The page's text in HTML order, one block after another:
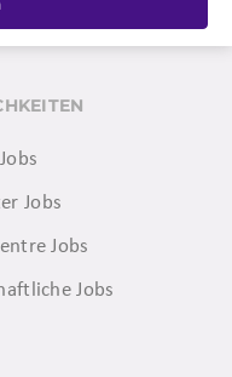
Jobs
Jobs
Jobs